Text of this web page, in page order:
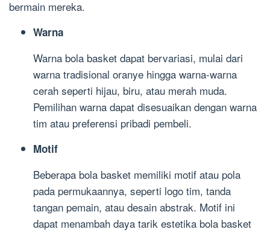
bermain mereka.
Warna
Warna bola basket dapat bervariasi, mulai dari
warna tradisional oranye hingga warna-warna
cerah seperti hijau, biru, atau merah muda.
Pemilihan warna dapat disesuaikan dengan warna
tim atau preferensi pribadi pembeli.
Motif
Beberapa bola basket memiliki motif atau pola
pada permukaannya, seperti logo tim, tanda
tangan pemain, atau desain abstrak. Motif ini
dapat menambah daya tarik estetika bola basket